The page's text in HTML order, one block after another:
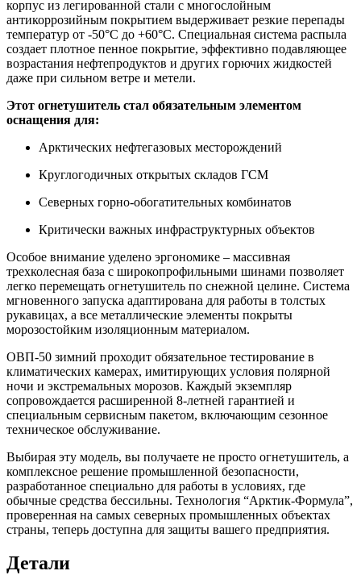
корпус из легированной стали с многослойным
антикоррозийным покрытием выдерживает резкие перепады
температур от -50°С до +60°С. Специальная система распыла
создает плотное пенное покрытие, эффективно подавляющее
возрастания нефтепродуктов и других горючих жидкостей
даже при сильном ветре и метели.
Этот огнетушитель стал обязательным элементом
оснащения для:
Арктических нефтегазовых месторождений
Круглогодичных открытых складов ГСМ
Северных горно-обогатительных комбинатов
Критически важных инфраструктурных объектов
Особое внимание уделено эргономике – массивная
трехколесная база с широкопрофильными шинами позволяет
легко перемещать огнетушитель по снежной целине. Система
мгновенного запуска адаптирована для работы в толстых
рукавицах, а все металлические элементы покрыты
морозостойким изоляционным материалом.
ОВП-50 зимний проходит обязательное тестирование в
климатических камерах, имитирующих условия полярной
ночи и экстремальных морозов. Каждый экземпляр
сопровождается расширенной 8-летней гарантией и
специальным сервисным пакетом, включающим сезонное
техническое обслуживание.
Выбирая эту модель, вы получаете не просто огнетушитель, а
комплексное решение промышленной безопасности,
разработанное специально для работы в условиях, где
обычные средства бессильны. Технология “Арктик-Формула”,
проверенная на самых северных промышленных объектах
страны, теперь доступна для защиты вашего предприятия.
Детали